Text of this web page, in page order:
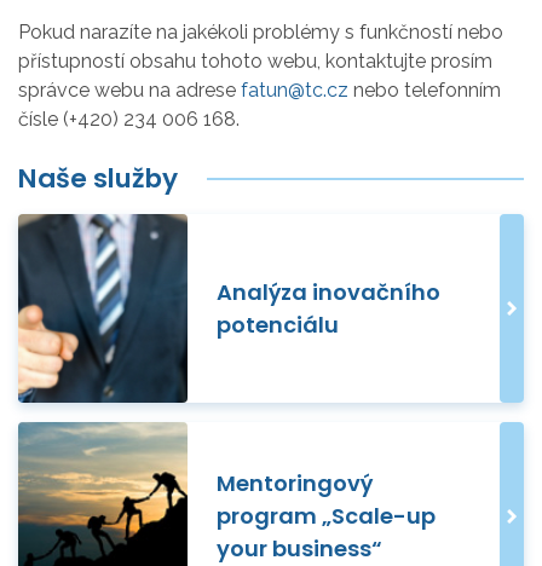
Pokud narazíte na jakékoli problémy s funkčností nebo
přístupností obsahu tohoto webu, kontaktujte prosím
správce webu na adrese fatun@tc.cz nebo telefonním
čísle (+420) 234 006 168.
Naše služby
Analýza inovačního
potenciálu
Mentoringový
program „Scale-up
your business“